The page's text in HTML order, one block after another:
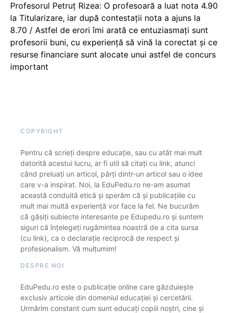
Profesorul Petruț Rizea: O profesoară a luat nota 4.90
la Titularizare, iar după contestații nota a ajuns la
8.70 / Astfel de erori îmi arată ce entuziasmați sunt
profesorii buni, cu experiență să vină la corectat și ce
resurse financiare sunt alocate unui astfel de concurs
important
COPYRIGHT
Pentru că scrieți despre educație, sau cu atât mai mult
datorită acestui lucru, ar fi util să citați cu link, atunci
când preluați un articol, părți dintr-un articol sau o idee
care v-a inspirat. Noi, la EduPedu.ro ne-am asumat
această conduită etică și sperăm că și publicațiile cu
mult mai multă experiență vor face la fel. Ne bucurăm
că găsiți subiecte interesante pe Edupedu.ro și suntem
siguri că înțelegeți rugămintea noastră de a cita sursa
(cu link), ca o declarație reciprocă de respect și
profesionalism. Vă mulțumim!
DESPRE NOI
EduPedu.ro este o publicație online care găzduiește
exclusiv articole din domeniul educației și cercetării.
Urmărim constant cum sunt educați copiii noștri, cine și